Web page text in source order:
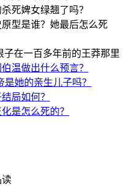
死婢女绿翘了吗？
原型是谁？她最后怎么死
子在一百多年前的王莽那里
温做出什么预言？
她的亲生儿子吗？
局如何？
是怎么死的？
读